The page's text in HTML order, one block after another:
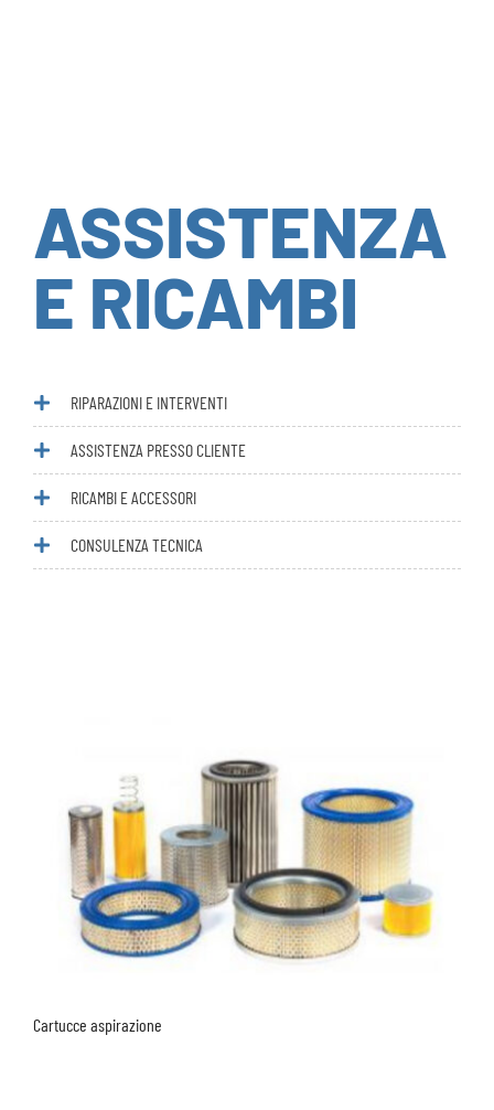
ASSISTENZA
E RICAMBI
RIPARAZIONI E INTERVENTI
ASSISTENZA PRESSO CLIENTE
RICAMBI E ACCESSORI
CONSULENZA TECNICA
Cartucce aspirazione